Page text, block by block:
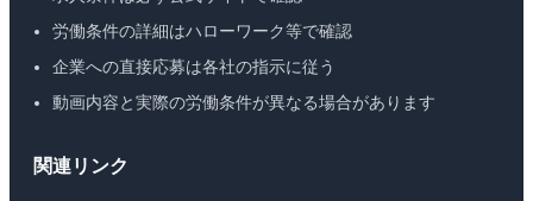
労働条件の詳細はハローワーク等で確認
企業への直接応募は各社の指示に従う
動画内容と実際の労働条件が異なる場合があります
関連リンク